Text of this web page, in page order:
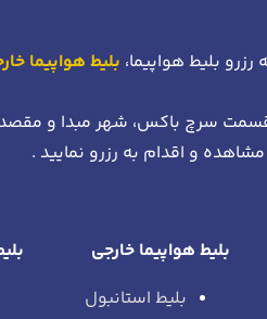
بلیط هواپیما، بلیط هواپیما
قسمت سرچ باکس، شهر مبدا و
و اقدام به رزرو نمایید .
بلیط هواپیما خارجی
بلیط استانبول